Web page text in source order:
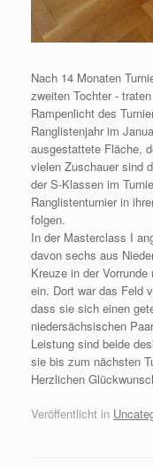
Nach 14 Monaten
zweiten Tochter -
Rampenlicht des
Ranglistenjahr im
ausgestattete Fläche,
vielen Zuschauer sind
der S-Klassen im
Ranglistenturnier in
folgen.
In der Masterclass I
davon sechs aus
Kreuze in der
ein. Dort war das Feld
dass sie sich einen
niedersächsischen
Leistung sind beide
sie bis zum nächsten
Herzlichen
Veröffentlicht in